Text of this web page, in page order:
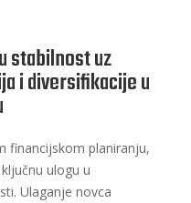
stabilnost uz
i diversifikacije u
financijskom planiranju,
ulogu u
Ulaganje novca